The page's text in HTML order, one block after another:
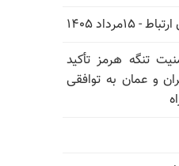
۱۴۰۵
تنگه هرمز تأکید
و عمان به توافقی